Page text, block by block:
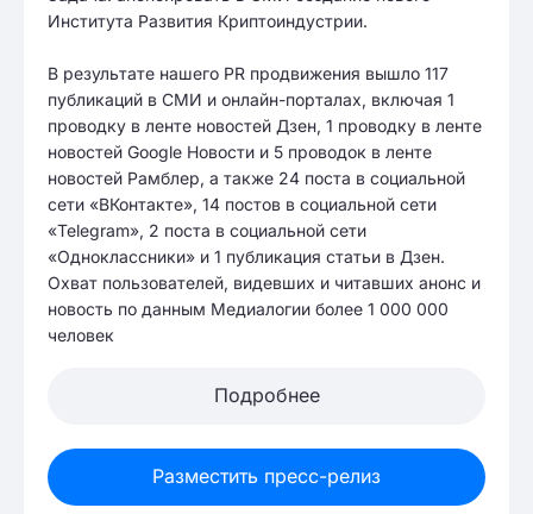
Института Развития Криптоиндустрии.
В результате нашего PR продвижения вышло 117
публикаций в СМИ и онлайн-порталах, включая 1
проводку в ленте новостей Дзен, 1 проводку в ленте
новостей Google Новости и 5 проводок в ленте
новостей Рамблер, а также 24 поста в социальной
сети «ВКонтакте», 14 постов в социальной сети
«Telegram», 2 поста в социальной сети
«Одноклассники» и 1 публикация статьи в Дзен.
Охват пользователей, видевших и читавших анонс и
новость по данным Медиалогии более 1 000 000
человек
Подробнее
Разместить пресс-релиз